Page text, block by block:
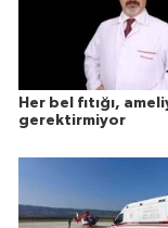
Her bel fıtığı,
gerektirmiyor